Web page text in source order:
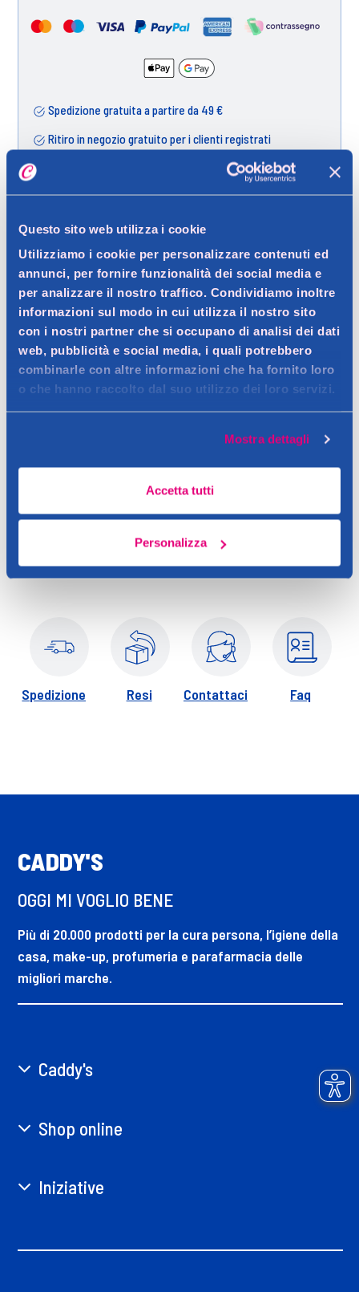
Questo sito web utilizza i cookie
Utilizziamo i cookie per personalizzare contenuti ed
annunci, per fornire funzionalità dei social media e
per analizzare il nostro traffico. Condividiamo inoltre
informazioni sul modo in cui utilizza il nostro sito
con i nostri partner che si occupano di analisi dei dati
web, pubblicità e social media, i quali potrebbero
combinarle con altre informazioni che ha fornito loro
o che hanno raccolto dal suo utilizzo dei loro servizi.
Mostra dettagli
Accetta tutti
Personalizza
Spedizione gratuita a partire da 49 €
Ritiro in negozio gratuito per i clienti registrati
Dettagli prodotto
Descrizione
Deodorante spray con formula idratante.
Contatto del produttore
Dettagli
Il deodorante spray Idratante di Nidra garantisce una
protezione efficace contro i cattivi odori per tutta la giornata,
lasciando la pelle morbida grazie alla sua formula arricchita con
Avvertenze
Consigli
15 cm sulla pelle pulita e asciutta. Non applicare su pelle irritata
Spedizione Resi Contattaci Faq
CADDY'S
OGGI MI VOGLIO BENE
Più di 20.000 prodotti per la cura persona, l’igiene della
casa, make-up, profumeria e parafarmacia delle
migliori marche.
Caddy's
Shop online
Iniziative